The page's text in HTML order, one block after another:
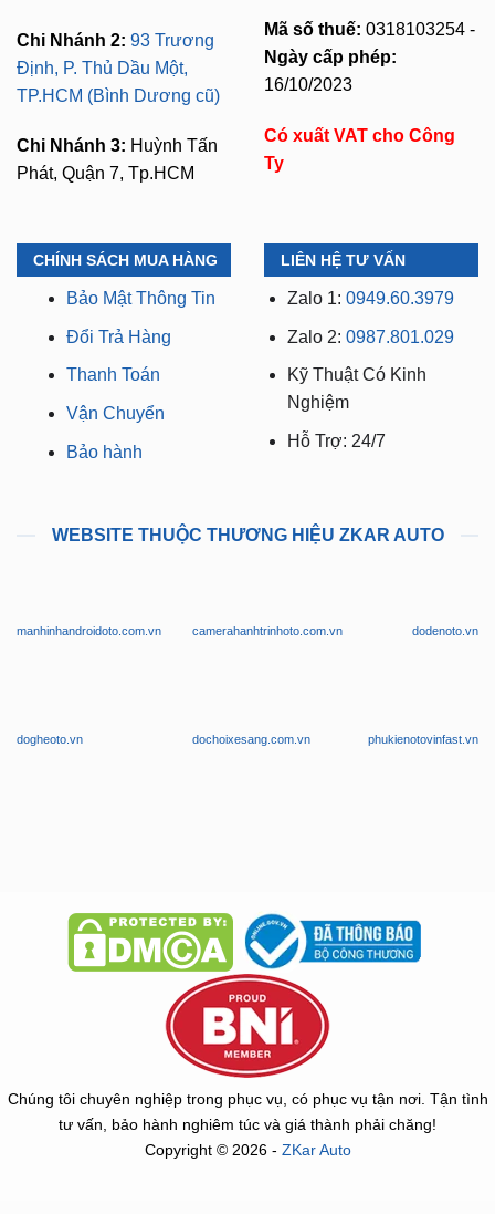
Chi Nhánh 2: 93 Trương
Định, P. Thủ Dầu Một,
TP.HCM (Bình Dương cũ)
Chi Nhánh 3: Huỳnh Tấn
Phát, Quận 7, Tp.HCM
Mã số thuế: 0318103254 -
Ngày cấp phép:
16/10/2023
Có xuất VAT cho Công
Ty
CHÍNH SÁCH MUA HÀNG
Bảo Mật Thông Tin
Đổi Trả Hàng
Thanh Toán
Vận Chuyển
Bảo hành
LIÊN HỆ TƯ VẤN
Zalo 1: 0949.60.3979
Zalo 2: 0987.801.029
Kỹ Thuật Có Kinh
Nghiệm
Hỗ Trợ: 24/7
WEBSITE THUỘC THƯƠNG HIỆU ZKAR AUTO
manhinhandroidoto.com.vn camerahanhtrinhoto.com.vn dodenoto.vn
dogheoto.vn dochoixesang.com.vn phukienotovinfast.vn
Chúng tôi chuyên nghiệp trong phục vụ, có phục vụ tận nơi. Tận tình
tư vấn, bảo hành nghiêm túc và giá thành phải chăng!
Copyright © 2026 - ZKar Auto